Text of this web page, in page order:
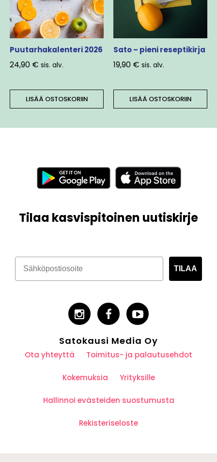
Puutarhakalenteri 2026
24,90 € sis. alv.
LISÄÄ OSTOSKORIIN
Sato – pieni reseptikirja
19,90 € sis. alv.
LISÄÄ OSTOSKORIIN
Tilaa kasvispitoinen uutiskirje
TILAA
Satokausi Media Oy
Ota yhteyttä Toimitus- ja palautusehdot
Kokemuksia Yrityksille
Hallinnoi evästeiden suostumusta
Rekisteriseloste